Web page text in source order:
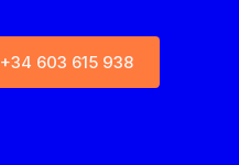
+34 603 615 938